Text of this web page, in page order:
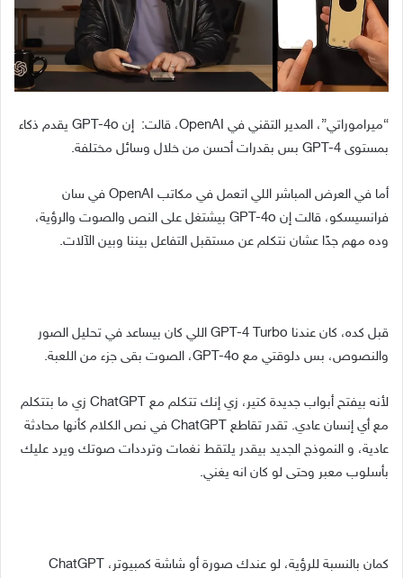
“ميراموراتي”، المدير التقني في OpenAI، قالت: إن GPT-4o يقدم ذكاء
بمستوى GPT-4 بس بقدرات أحسن من خلال وسائل مختلفة.
أما في العرض المباشر اللي اتعمل في مكاتب OpenAI في سان
فرانسيسكو، قالت إن GPT-4o بيشتغل على النص والصوت والرؤية،
وده مهم جدًا عشان نتكلم عن مستقبل التفاعل بيننا وبين الآلات.
قبل كده، كان عندنا GPT-4 Turbo اللي كان بيساعد في تحليل الصور
والنصوص، بس دلوقتي مع GPT-4o، الصوت بقى جزء من اللعبة.
لأنه بيفتح أبواب جديدة كتير، زي إنك تتكلم مع ChatGPT زي ما بتتكلم
مع أي إنسان عادي. تقدر تقاطع ChatGPT في نص الكلام كأنها محادثة
عادية، و النموذج الجديد بيقدر يلتقط نغمات وترددات صوتك ويرد عليك
بأسلوب معبر وحتى لو كان انه يغني.
كمان بالنسبة للرؤية، لو عندك صورة أو شاشة كمبيوتر، ChatGPT